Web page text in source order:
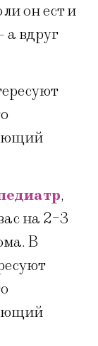
он ест и
а вдруг
,
на 2-3
В